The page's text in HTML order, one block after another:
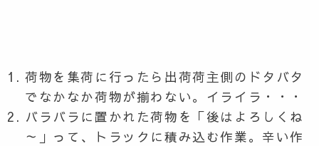
荷物を集荷に行ったら出荷荷主側のドタバタ
でなかなか荷物が揃わない。イライラ・・・
バラバラに置かれた荷物を「後はよろしくね
～」って、トラックに積み込む作業。辛い作